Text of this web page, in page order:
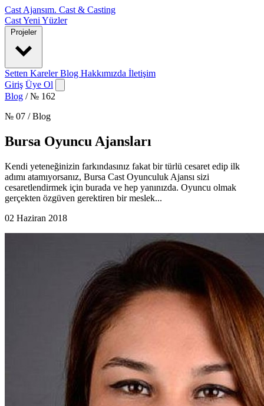
Cast Ajansım. Cast & Casting
CastYeni Yüzler
Projeler
Setten KarelerBlog Hakkımızda İletişim
Giriş Üye Ol
Blog / № 162
№ 07 / Blog
Bursa Oyuncu Ajansları
Kendi yeteneğinizin farkındasınız fakat bir türlü cesaret edip ilk
adımı atamıyorsanız, Bursa Cast Oyunculuk Ajansı sizi
cesaretlendirmek için burada ve hep yanınızda. Oyuncu olmak
gerçekten özgüven gerektiren bir meslek...
02 Haziran 2018